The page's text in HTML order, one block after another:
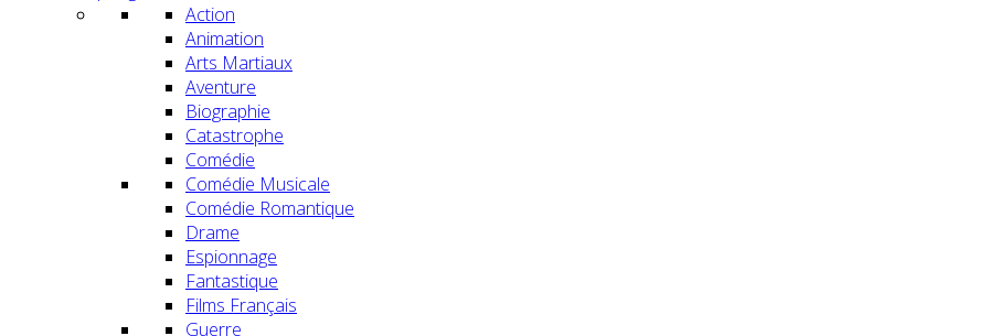
Action
Animation
Arts Martiaux
Aventure
Biographie
Catastrophe
Comédie
Comédie Musicale
Comédie Romantique
Drame
Espionnage
Fantastique
Films Français
Guerre